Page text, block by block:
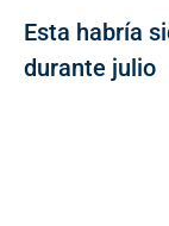
Esta habría
durante julio